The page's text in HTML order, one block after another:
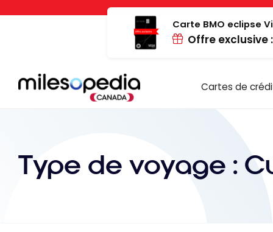
Panneau de gestion des cookies
Carte BMO eclipse
Offre exclusive
Cartes de
Type de voyage :